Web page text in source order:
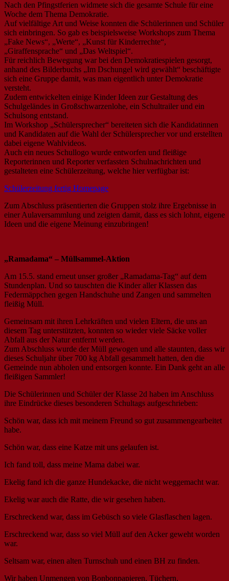
Nach den Pfingstferien widmete sich die gesamte Schule für eine
Woche dem Thema Demokratie.
Auf vielfältige Art und Weise konnten die Schülerinnen und Schüler
sich einbringen. So gab es beispielsweise Workshops zum Thema
„Fake News“, „Werte“, „Kunst für Kinderrechte“,
„Giraffensprache“ und „Das Weltspiel“.
Für reichlich Bewegung war bei den Demokratiespielen gesorgt,
anhand des Bilderbuchs „Im Dschungel wird gewählt“ beschäftigte
sich eine Gruppe damit, was man eigentlich unter Demokratie
versteht.
Zudem entwickelten einige Kinder Ideen zur Gestaltung des
Schulgeländes in Großschwarzenlohe, ein Schultrailer und ein
Schulsong entstand.
Im Workshop „Schülersprecher“ bereiteten sich die Kandidatinnen
und Kandidaten auf die Wahl der Schülersprecher vor und erstellten
dabei eigene Wahlvideos.
Auch ein neues Schullogo wurde entworfen und fleißige
Reporterinnen und Reporter verfassten Schulnachrichten und
gestalteten eine Schülerzeitung, welche hier verfügbar ist:
Schülerzeitung fertig Homepage
Zum Abschluss präsentierten die Gruppen stolz ihre Ergebnisse in
einer Aulaversammlung und zeigten damit, dass es sich lohnt, eigene
Ideen und die eigene Meinung einzubringen!
„Ramadama“ – Müllsammel-Aktion
Am 15.5. stand erneut unser großer „Ramadama-Tag“ auf dem
Stundenplan. Und so tauschten die Kinder aller Klassen das
Federmäppchen gegen Handschuhe und Zangen und sammelten
fleißig Müll.
Gemeinsam mit ihren Lehrkräften und vielen Eltern, die uns an
diesem Tag unterstützten, konnten so wieder viele Säcke voller
Abfall aus der Natur entfernt werden.
Zum Abschluss wurde der Müll gewogen und alle staunten, dass wir
dieses Schuljahr über 700 kg Abfall gesammelt hatten, den die
Gemeinde nun abholen und entsorgen konnte. Ein Dank geht an alle
fleißigen Sammler!
Die Schülerinnen und Schüler der Klasse 2d haben im Anschluss
ihre Eindrücke dieses besonderen Schultags aufgeschrieben:
Schön war, dass ich mit meinem Freund so gut zusammengearbeitet
habe.
Schön war, dass eine Katze mit uns gelaufen ist.
Ich fand toll, dass meine Mama dabei war.
Ekelig fand ich die ganze Hundekacke, die nicht weggemacht war.
Ekelig war auch die Ratte, die wir gesehen haben.
Erschreckend war, dass im Gebüsch so viele Glasflaschen lagen.
Erschreckend war, dass so viel Müll auf den Acker geweht worden
war.
Seltsam war, einen alten Turnschuh und einen BH zu finden.
Wir haben Unmengen von Bonbonpapieren, Tüchern,